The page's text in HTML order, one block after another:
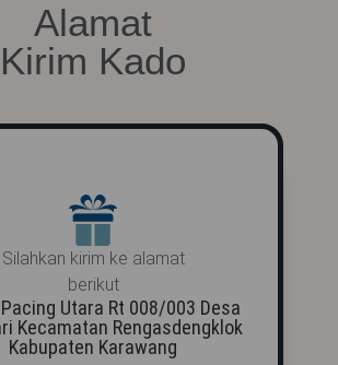
Alamat
Kirim Kado
Silahkan kirim ke alamat
berikut
Utara Rt 008/003 Desa
Kecamatan Rengasdengklok
Kabupaten Karawang